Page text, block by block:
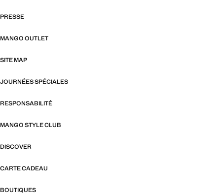
PRESSE
MANGO OUTLET
SITE MAP
JOURNÉES SPÉCIALES
RESPONSABILITÉ
MANGO STYLE CLUB
DISCOVER
CARTE CADEAU
BOUTIQUES